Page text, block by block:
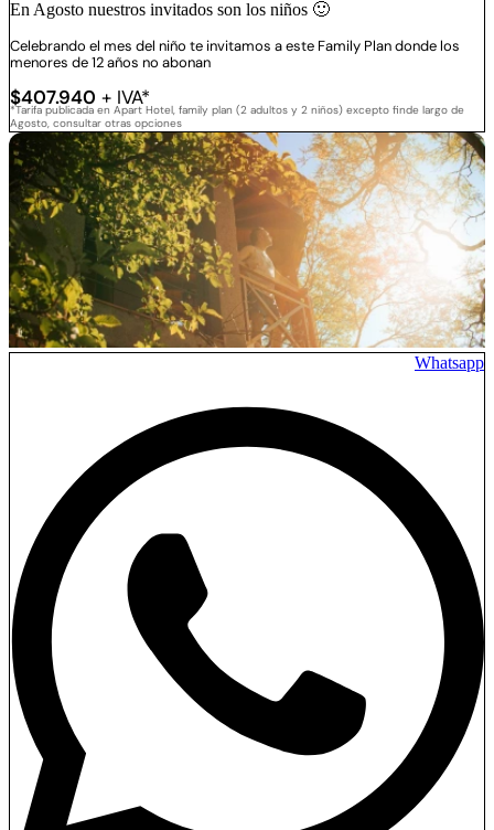
En Agosto nuestros invitados son los niños 🙂
Celebrando el mes del niño te invitamos a este Family Plan donde los
menores de 12 años no abonan
$407.940 + IVA*
*Tarifa publicada en Apart Hotel, family plan (2 adultos y 2 niños) excepto finde largo de
Agosto, consultar otras opciones
Whatsapp